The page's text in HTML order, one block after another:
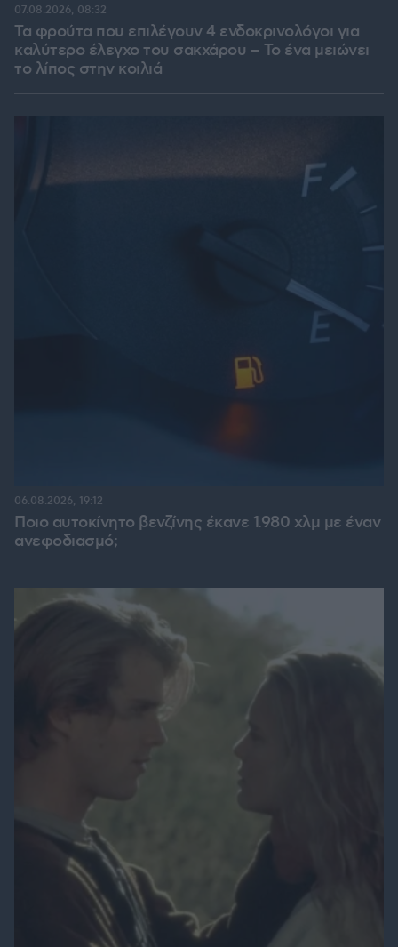
Τα φρούτα που επιλέγουν 4 ενδοκρινολόγοι για
καλύτερο έλεγχο του σακχάρου – Το ένα μειώνει
το λίπος στην κοιλιά
07.08.2026, 08:32
Ποιο αυτοκίνητο βενζίνης έκανε 1.980 χλμ με έναν
ανεφοδιασμό;
06.08.2026, 19:12